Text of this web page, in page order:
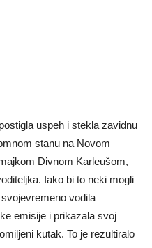
uspeh i stekla zavidnu
stanu na Novom
Divnom Karleušom,
Iako bi to neki mogli
vodila
emisije i prikazala svoj
kutak. To je rezultiralo